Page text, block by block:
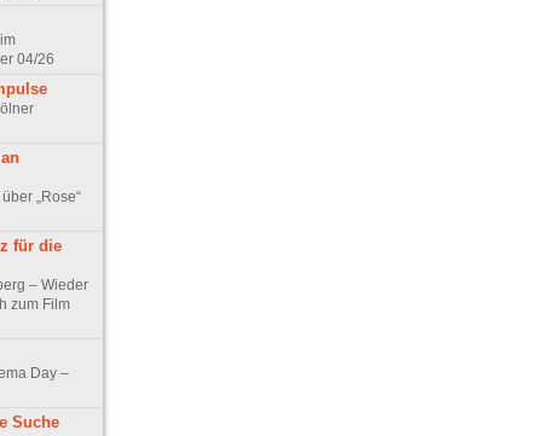
04/26
„Rose“
für die
– Wieder
zum Film
Day –
Suche